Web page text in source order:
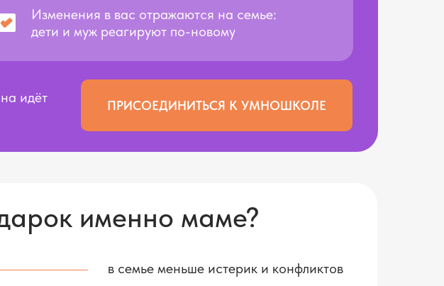
Изменения в вас отражаются на семье:
дети и муж реагируют по-новому
ПРИСОЕДИНИТЬСЯ К УМНОШКОЛЕ
идёт
именно маме?
в семье меньше истерик и конфликтов